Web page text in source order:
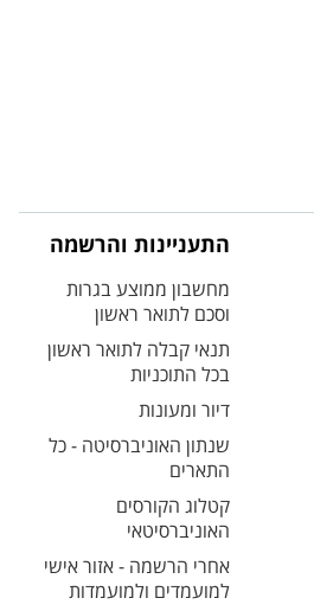
התעניינות והרשמה
מחשבון ממוצע בגרות
וסכם לתואר ראשון
תנאי קבלה לתואר ראשון
בכל התוכניות
דיור ומעונות
שנתון האוניברסיטה - כל
התארים
קטלוג הקורסים
האוניברסיטאי
אחרי הרשמה - אזור אישי
למועמדים ולמועמדות